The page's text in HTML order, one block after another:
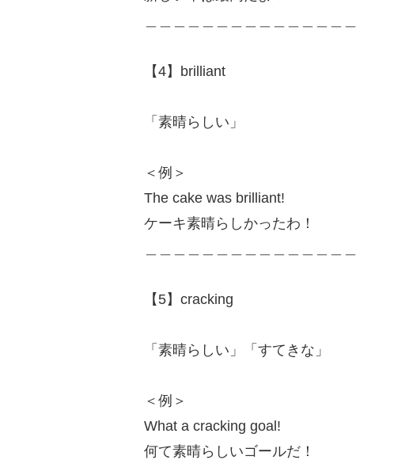
【4】brilliant
「素晴らしい」
＜例＞
The cake was brilliant!
ケーキ素晴らしかったわ！
【5】cracking
「素晴らしい」「すてきな」
＜例＞
What a cracking goal!
何て素晴らしいゴールだ！